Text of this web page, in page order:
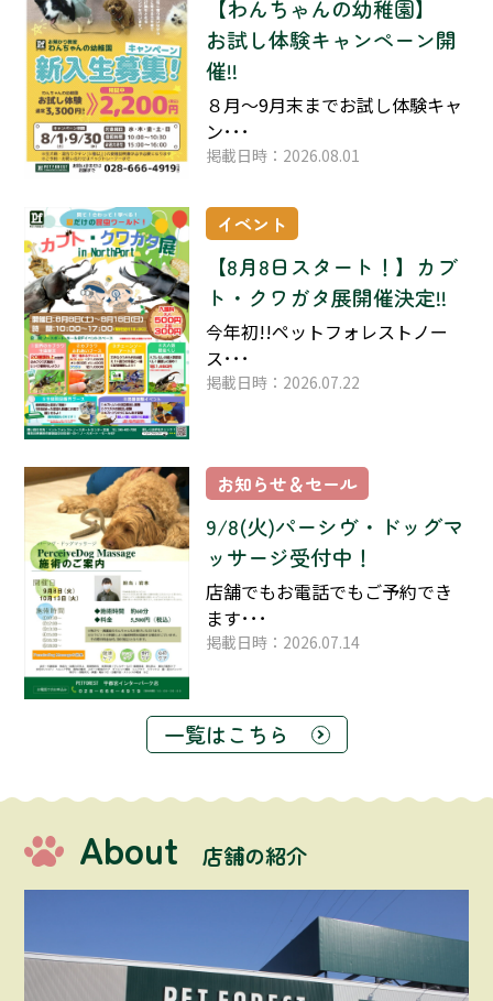
【わんちゃんの幼稚園】
お試し体験キャンペーン開
催!!
８月～9月末までお試し体験キャ
ン･･･
掲載日時：2026.08.01
イベント
【8月8日スタート！】カブ
ト・クワガタ展開催決定!!
今年初!!ペットフォレストノー
ス･･･
掲載日時：2026.07.22
お知らせ＆セール
9/8(火)パーシヴ・ドッグマ
ッサージ受付中！
店舗でもお電話でもご予約でき
ます･･･
掲載日時：2026.07.14
一覧はこちら
About 店舗の紹介